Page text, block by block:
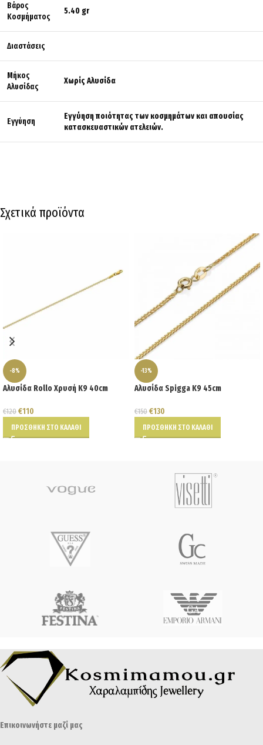
Βάρος
Κοσμήματος
5.40 gr
Διαστάσεις
Μήκος
Αλυσίδας
Χωρίς Αλυσίδα
Εγγύηση
Εγγύηση ποιότητας των κοσμημάτων και απουσίας
κατασκευαστικών ατελειών.
Σχετικά προϊόντα
-8%
Αλυσίδα Rollo Χρυσή Κ9 40cm
€120 €110
ΠΡΟΣΘΉΚΗ ΣΤΟ ΚΑΛΆΘΙ
-13%
Αλυσίδα Spigga K9 45cm
€150 €130
ΠΡΟΣΘΉΚΗ ΣΤΟ ΚΑΛΆΘΙ
Επικοινωνήστε μαζί μας